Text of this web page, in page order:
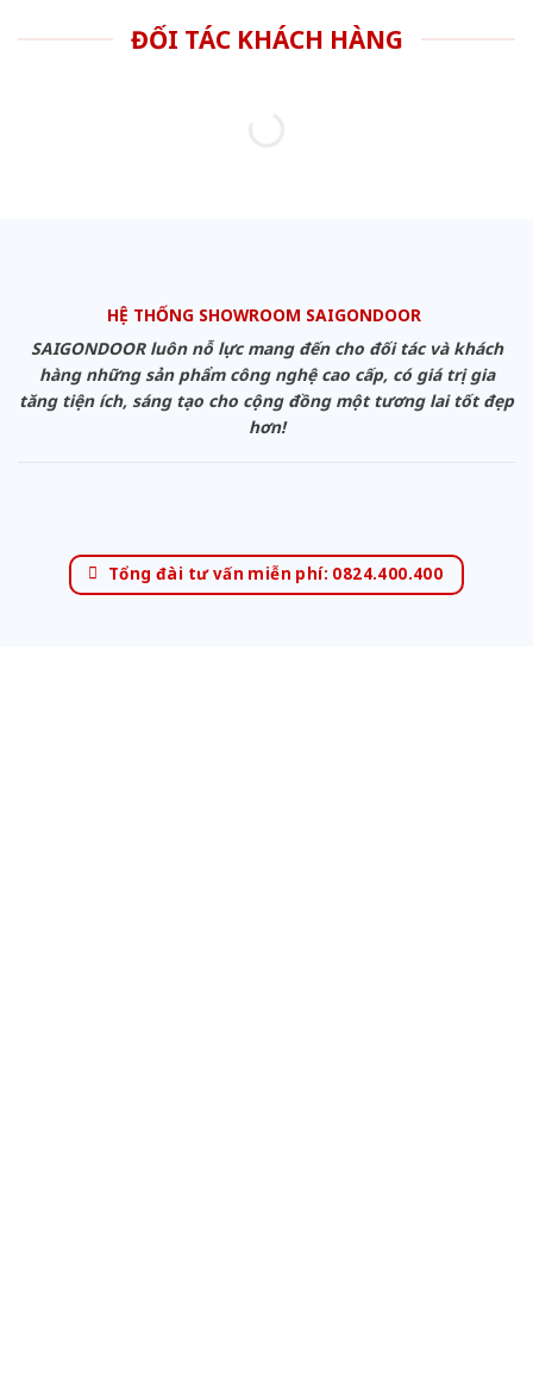
ĐỐI TÁC KHÁCH HÀNG
HỆ THỐNG SHOWROOM SAIGONDOOR
SAIGONDOOR luôn nỗ lực mang đến cho đối tác và khách
hàng những sản phẩm công nghệ cao cấp, có giá trị gia
tăng tiện ích, sáng tạo cho cộng đồng một tương lai tốt đẹp
hơn!
Tổng đài tư vấn miễn phí: 0824.400.400